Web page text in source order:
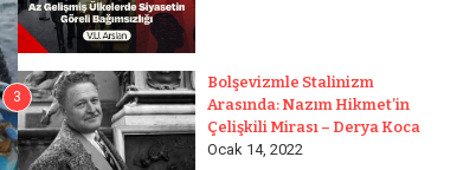
3
Bolşevizmle Stalinizm
Arasında: Nazım Hikmet’in
Çelişkili Mirası – Derya Koca
Ocak 14, 2022